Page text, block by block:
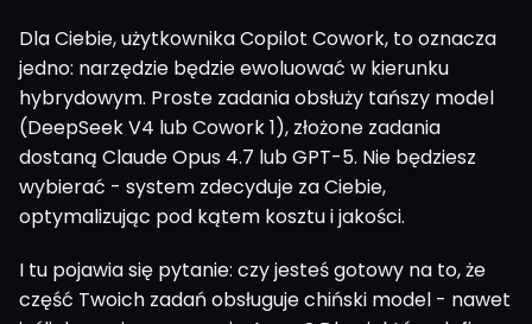
Dla Ciebie, użytkownika Copilot Cowork, to oznacza
jedno: narzędzie będzie ewoluować w kierunku
hybrydowym. Proste zadania obsłuży tańszy model
(DeepSeek V4 lub Cowork 1), złożone zadania
dostaną Claude Opus 4.7 lub GPT-5. Nie będziesz
wybierać - system zdecyduje za Ciebie,
optymalizując pod kątem kosztu i jakości.
I tu pojawia się pytanie: czy jesteś gotowy na to, że
część Twoich zadań obsługuje chiński model - nawet